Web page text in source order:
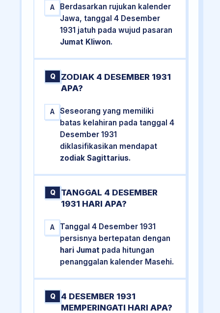
A
Berdasarkan rujukan kalender
Jawa, tanggal 4 Desember
1931 jatuh pada wujud pasaran
Jumat Kliwon.
Q
ZODIAK 4 DESEMBER 1931
APA?
A
Seseorang yang memiliki
batas kelahiran pada tanggal 4
Desember 1931
diklasifikasikan mendapat
zodiak Sagittarius.
Q
TANGGAL 4 DESEMBER
1931 HARI APA?
A
Tanggal 4 Desember 1931
persisnya bertepatan dengan
hari Jumat pada hitungan
penanggalan kalender Masehi.
Q
4 DESEMBER 1931
MEMPERINGATI HARI APA?